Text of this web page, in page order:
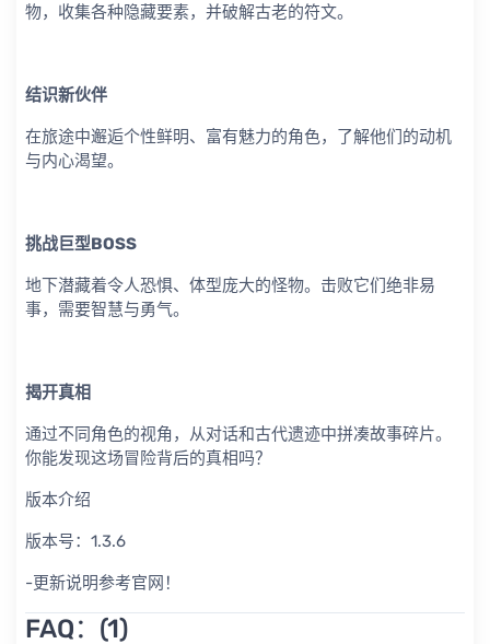
物，收集各种隐藏要素，并破解古老的符文。
结识新伙伴
在旅途中邂逅个性鲜明、富有魅力的角色，了解他们的动机
与内心渴望。
挑战巨型BOSS
地下潜藏着令人恐惧、体型庞大的怪物。击败它们绝非易
事，需要智慧与勇气。
揭开真相
通过不同角色的视角，从对话和古代遗迹中拼凑故事碎片。
你能发现这场冒险背后的真相吗？
版本介绍
版本号：1.3.6
-更新说明参考官网！
FAQ：(1)